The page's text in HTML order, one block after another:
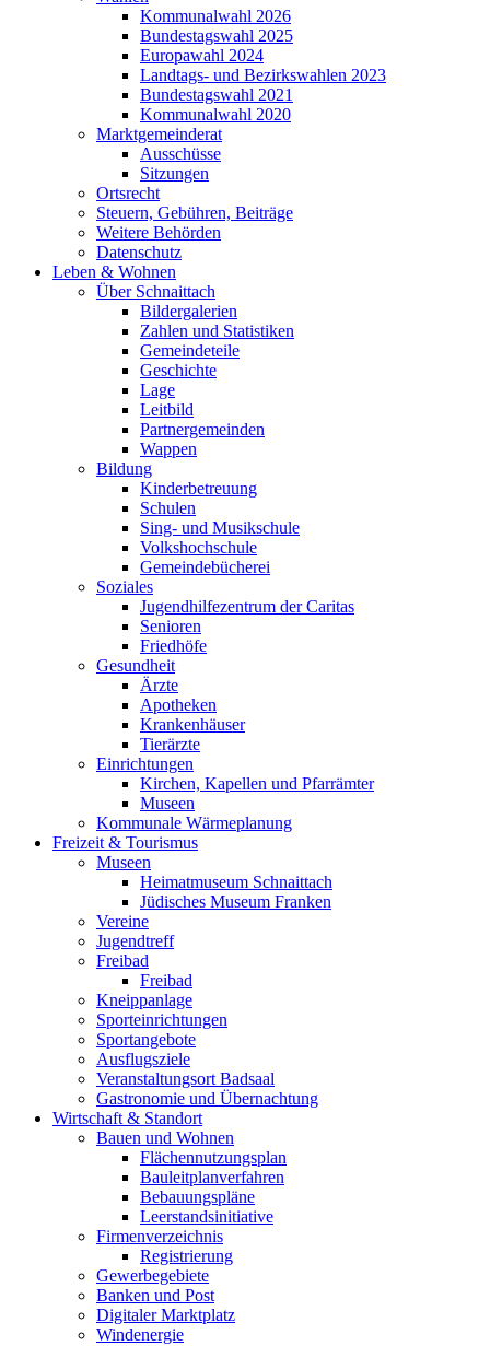
Kommunalwahl 2026
Bundestagswahl 2025
Europawahl 2024
Landtags- und Bezirkswahlen 2023
Bundestagswahl 2021
Kommunalwahl 2020
Marktgemeinderat
Ausschüsse
Sitzungen
Ortsrecht
Steuern, Gebühren, Beiträge
Weitere Behörden
Datenschutz
Leben & Wohnen
Über Schnaittach
Bildergalerien
Zahlen und Statistiken
Gemeindeteile
Geschichte
Lage
Leitbild
Partnergemeinden
Wappen
Bildung
Kinderbetreuung
Schulen
Sing- und Musikschule
Volkshochschule
Gemeindebücherei
Soziales
Jugendhilfezentrum der Caritas
Senioren
Friedhöfe
Gesundheit
Ärzte
Apotheken
Krankenhäuser
Tierärzte
Einrichtungen
Kirchen, Kapellen und Pfarrämter
Museen
Kommunale Wärmeplanung
Freizeit & Tourismus
Museen
Heimatmuseum Schnaittach
Jüdisches Museum Franken
Vereine
Jugendtreff
Freibad
Freibad
Kneippanlage
Sporteinrichtungen
Sportangebote
Ausflugsziele
Veranstaltungsort Badsaal
Gastronomie und Übernachtung
Wirtschaft & Standort
Bauen und Wohnen
Flächennutzungsplan
Bauleitplanverfahren
Bebauungspläne
Leerstandsinitiative
Firmenverzeichnis
Registrierung
Gewerbegebiete
Banken und Post
Digitaler Marktplatz
Windenergie